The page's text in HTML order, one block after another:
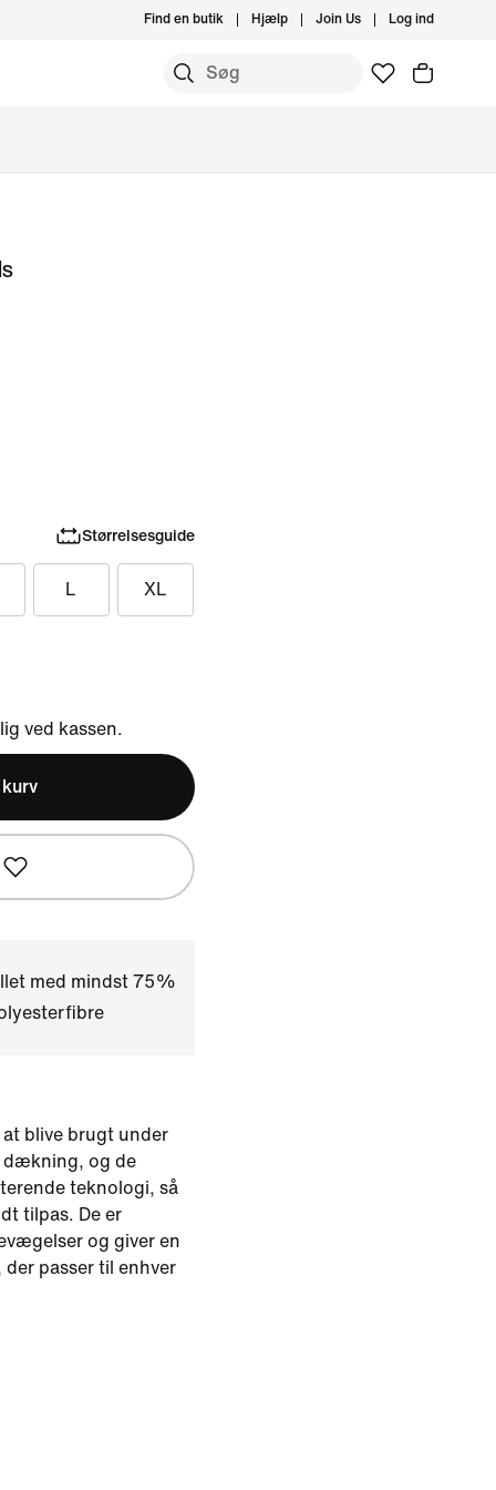
Find en butik Hjælp Join Us Log ind
Størrelsesguide
L XL
ved kassen.
med mindst 75%
blive brugt under
dækning, og de
teknologi, så
tilpas. De er
og giver en
passer til enhver